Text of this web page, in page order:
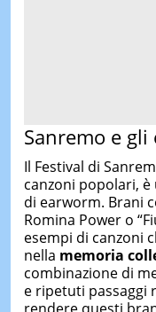
Sanremo e
Il Festival di
canzoni popolari,
di earworm. Brani
Romina Power o
esempi di canzoni
nella memoria
combinazione di
e ripetuti passaggi
rendere questi